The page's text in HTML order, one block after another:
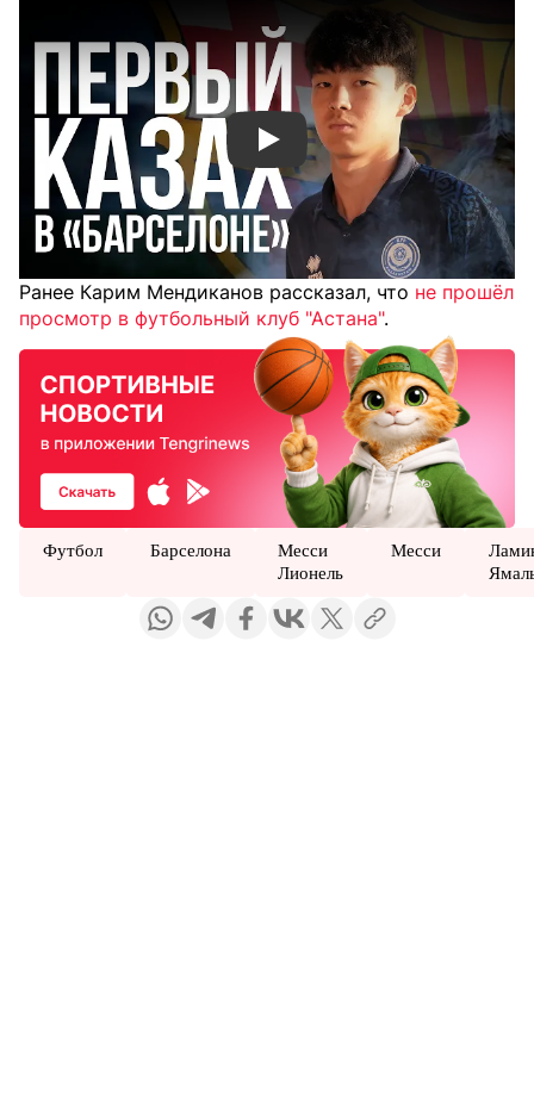
Смотреть видео YouTube
Ранее Карим Мендиканов рассказал, что не прошёл
просмотр в футбольный клуб "Астана".
Футбол Барселона
Месси
Лионель
Месси